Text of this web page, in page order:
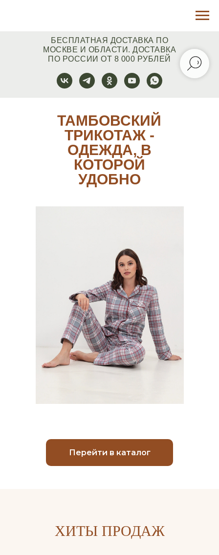
БЕСПЛАТНАЯ ДОСТАВКА ПО
МОСКВЕ И ОБЛАСТИ. ДОСТАВКА
ПО РОССИИ ОТ 8 000 РУБЛЕЙ
ТАМБОВСКИЙ
ТРИКОТАЖ -
ОДЕЖДА, В
КОТОРОЙ
УДОБНО
Перейти в каталог
ХИТЫ ПРОДАЖ